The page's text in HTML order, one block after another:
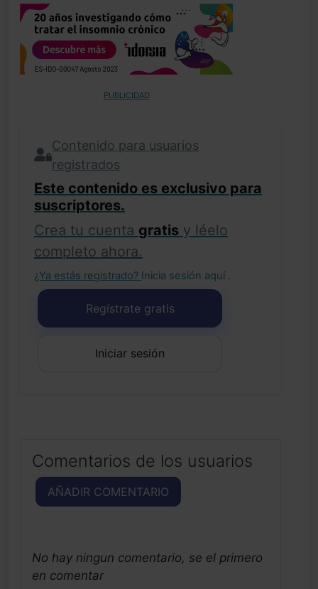
PUBLICIDAD
Contenido para usuarios
registrados
Este contenido es exclusivo para
suscriptores.
Crea tu cuenta gratis y léelo
completo ahora.
¿Ya estás registrado? Inicia sesión aquí .
Regístrate gratis
Iniciar sesión
Comentarios de los usuarios
AÑADIR COMENTARIO
No hay ningun comentario, se el primero
en comentar